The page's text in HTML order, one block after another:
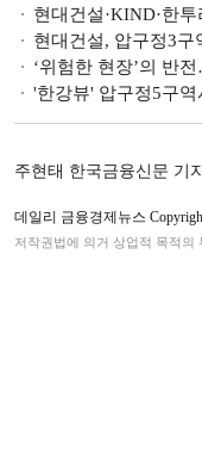
현대건설·KIND·한투리
현대건설, 압구정3
‘위험한 현장’의 반전
'한강뷰' 압구정5구역
주현태 한국금융신문 기
데일리 금융경제뉴스
저작권법에 의거 상업적 목적의